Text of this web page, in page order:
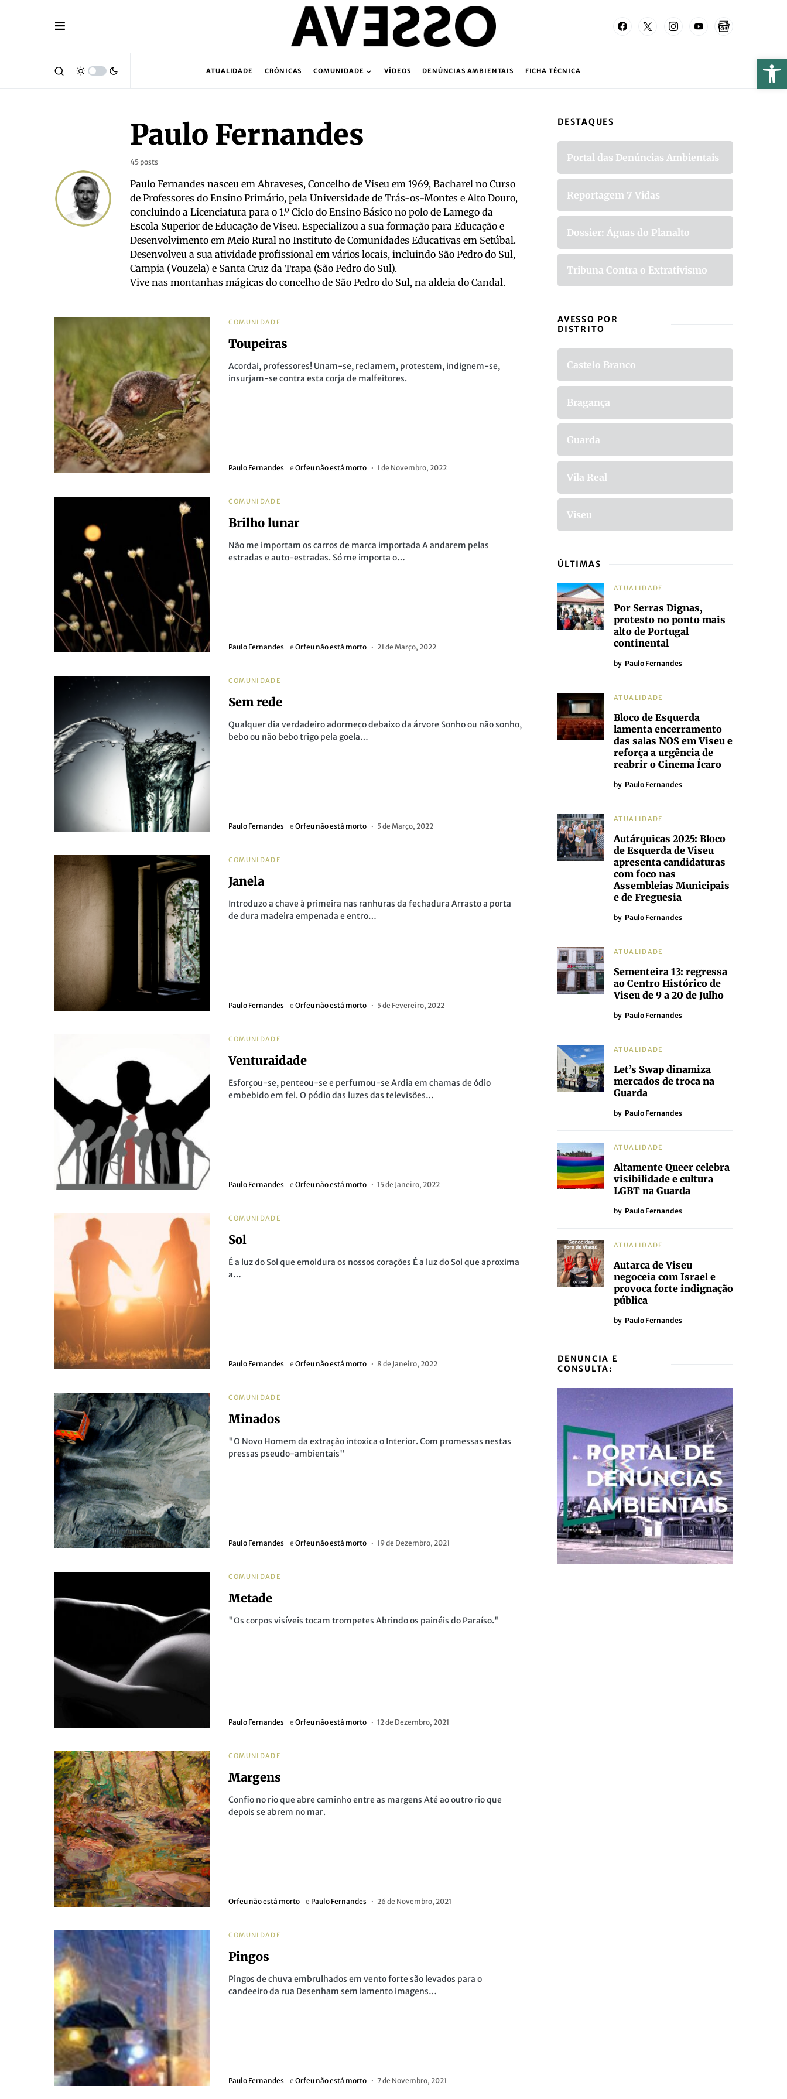
ATUALIDADE CRÓNICAS COMUNIDADE VÍDEOS DENÚNCIAS AMBIENTAIS FICHA TÉCNICA
Paulo Fernandes
45 posts
Paulo Fernandes nasceu em Abraveses, Concelho de Viseu em 1969, Bacharel no Curso
de Professores do Ensino Primário, pela Universidade de Trás-os-Montes e Alto Douro,
concluindo a Licenciatura para o 1.º Ciclo do Ensino Básico no polo de Lamego da
Escola Superior de Educação de Viseu. Especializou a sua formação para Educação e
Desenvolvimento em Meio Rural no Instituto de Comunidades Educativas em Setúbal.
Desenvolveu a sua atividade profissional em vários locais, incluindo São Pedro do Sul,
Campia (Vouzela) e Santa Cruz da Trapa (São Pedro do Sul).
Vive nas montanhas mágicas do concelho de São Pedro do Sul, na aldeia do Candal.
COMUNIDADE
Toupeiras
Acordai, professores! Unam-se, reclamem, protestem, indignem-se,
insurjam-se contra esta corja de malfeitores.
Paulo Fernandes eOrfeu não está morto 1 de Novembro, 2022
COMUNIDADE
Brilho lunar
Não me importam os carros de marca importada A andarem pelas
estradas e auto-estradas. Só me importa o…
Paulo Fernandes eOrfeu não está morto 21 de Março, 2022
COMUNIDADE
Sem rede
Qualquer dia verdadeiro adormeço debaixo da árvore Sonho ou não sonho,
bebo ou não bebo trigo pela goela…
Paulo Fernandes eOrfeu não está morto 5 de Março, 2022
COMUNIDADE
Janela
Introduzo a chave à primeira nas ranhuras da fechadura Arrasto a porta
de dura madeira empenada e entro…
Paulo Fernandes eOrfeu não está morto 5 de Fevereiro, 2022
COMUNIDADE
Venturaidade
Esforçou-se, penteou-se e perfumou-se Ardia em chamas de ódio
embebido em fel. O pódio das luzes das televisões…
Paulo Fernandes eOrfeu não está morto 15 de Janeiro, 2022
COMUNIDADE
Sol
É a luz do Sol que emoldura os nossos corações É a luz do Sol que aproxima
a…
Paulo Fernandes eOrfeu não está morto 8 de Janeiro, 2022
COMUNIDADE
Minados
"O Novo Homem da extração intoxica o Interior. Com promessas nestas
pressas pseudo-ambientais"
Paulo Fernandes eOrfeu não está morto 19 de Dezembro, 2021
COMUNIDADE
Metade
"Os corpos visíveis tocam trompetes Abrindo os painéis do Paraíso."
Paulo Fernandes eOrfeu não está morto 12 de Dezembro, 2021
COMUNIDADE
Margens
Confio no rio que abre caminho entre as margens Até ao outro rio que
depois se abrem no mar.
Orfeu não está morto e Paulo Fernandes 26 de Novembro, 2021
COMUNIDADE
Pingos
Pingos de chuva embrulhados em vento forte são levados para o
candeeiro da rua Desenham sem lamento imagens…
Paulo Fernandes eOrfeu não está morto 7 de Novembro, 2021
DESTAQUES
Portal das Denúncias Ambientais
Reportagem 7 Vidas
Dossier: Águas do Planalto
Tribuna Contra o Extrativismo
AVESSO POR
DISTRITO
Castelo Branco
Bragança
Guarda
Vila Real
Viseu
ÚLTIMAS
ATUALIDADE
Por Serras Dignas,
protesto no ponto mais
alto de Portugal
continental
by Paulo Fernandes
ATUALIDADE
Bloco de Esquerda
lamenta encerramento
das salas NOS em Viseu e
reforça a urgência de
reabrir o Cinema Ícaro
by Paulo Fernandes
ATUALIDADE
Autárquicas 2025: Bloco
de Esquerda de Viseu
apresenta candidaturas
com foco nas
Assembleias Municipais
e de Freguesia
by Paulo Fernandes
ATUALIDADE
Sementeira 13: regressa
ao Centro Histórico de
Viseu de 9 a 20 de Julho
by Paulo Fernandes
ATUALIDADE
Let’s Swap dinamiza
mercados de troca na
Guarda
by Paulo Fernandes
ATUALIDADE
Altamente Queer celebra
visibilidade e cultura
LGBT na Guarda
by Paulo Fernandes
ATUALIDADE
Autarca de Viseu
negoceia com Israel e
provoca forte indignação
pública
by Paulo Fernandes
DENUNCIA E
CONSULTA: